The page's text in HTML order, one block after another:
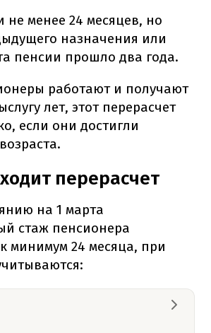
не менее 24 месяцев, но
назначения или
пенсии прошло два года.
работают и получают
лет, этот перерасчет
если они достигли
перерасчет
на 1 марта
стаж пенсионера
минимум 24 месяца, при